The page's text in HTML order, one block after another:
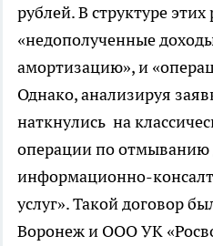
рублей. В структуре
«недополученные
амортизацию», и
Однако, анализируя
наткнулись на
операции по отмыванию
информационно-
услуг». Такой договор
Воронеж и ООО УК